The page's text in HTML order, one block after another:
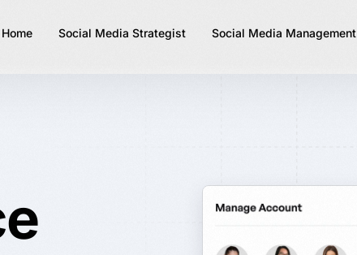
Home Social Media Strategist Social Media Management